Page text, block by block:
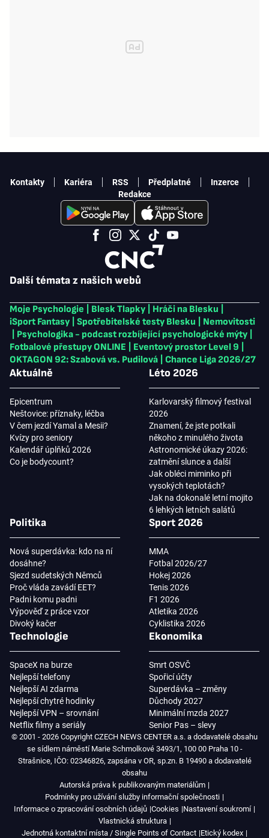
Další témata z našich webů
Moje Psychologie Blesk Tlapky Hráči na Blesku
iSport Fantasy
Spotřebitelské testy Blesku
Nemovitosti
Psychologika - podcast rozbíjející psychologické mýty
Fotbalové přestupy ONLINE
Eventový prostor Level 9
OKTAGON 92: Szabová vs. Pudilová
Chance Liga 2026/27
Aktuálně
Epicentrum
Neštovice: příznaky, léčba
V čem jezdí Yamal a Mesii?
Kvízy pro seniory
Kalendář úplňků 2026
Co je bodycount?
Léto 2026
Karlovarský filmový festival
2026
Znamení, že jste potkali
někoho z minulého života
Astronomické úkazy 2026:
zatmění slunce a další
Jak obléci miminko při
vysokých teplotách?
Jak na dokonalé letní mojito
6 lehkých letních salátů
Politika
Nová superdávka: kdo na ní
dosáhne?
Sjezd sudetských Němců
Proč vláda zavádí EET?
Padni komu padni
Výpověď z práce vzor
Divoký kačer
Sport 2026
MMA
Fotbal 2026/27
Hokej 2026
Tenis 2026
F1 2026
Atletika 2026
Cyklistika 2026
Technologie
SpaceX na burze
Nejlepší telefony
Nejlepší AI zdarma
Nejlepší chytré hodinky
Nejlepší VPN – srovnání
Netflix filmy a seriály
Ekonomika
Smrt OSVČ
Spořicí účty
Superdávka – změny
Důchody 2027
Minimální mzda 2027
Senior Pas – slevy
Kontakty Kariéra RSS Předplatné
Inzerce
Redakce
© 2001 - 2026 Copyright CZECH NEWS CENTER a.s. a dodavatelé obsahu
se sídlem náměstí Marie Schmolkové 3493/1, 100 00 Praha 10 -
Strašnice, IČO: 02346826, zapsána v OR, sp.zn. B 19490 a dodavatelé
obsahu
Autorská práva k publikovaným materiálům
Podmínky pro užívání služby informační společnosti
Informace o zpracování osobních údajů Cookies Nastavení soukromí
Vlastnická struktura
Jednotná kontaktní místa / Single Points of Contact Etický kodex